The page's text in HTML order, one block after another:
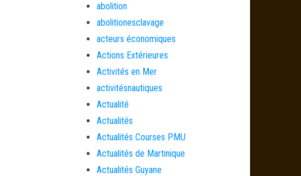
abolition
abolitionesclavage
acteurs économiques
Actions Extérieures
Activités en Mer
activitésnautiques
Actualité
Actualités
Actualités Courses PMU
Actualités de Martinique
Actualités Guyane